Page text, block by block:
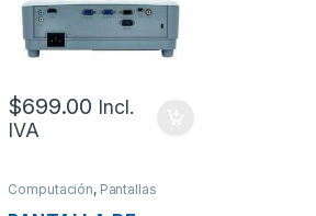
$699.00 Incl.
IVA
Computación, Pantallas